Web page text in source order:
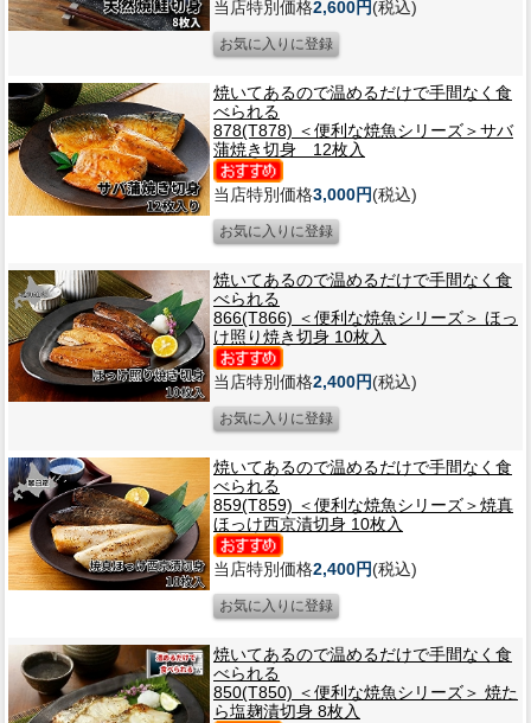
当店特別価格2,600円(税込)
焼いてあるので温めるだけで手間なく食
べられる
878(T878) ＜便利な焼魚シリーズ＞サバ
蒲焼き切身 12枚入
当店特別価格3,000円(税込)
焼いてあるので温めるだけで手間なく食
べられる
866(T866) ＜便利な焼魚シリーズ＞ ほっ
け照り焼き切身 10枚入
当店特別価格2,400円(税込)
焼いてあるので温めるだけで手間なく食
べられる
859(T859) ＜便利な焼魚シリーズ＞焼真
ほっけ西京漬切身 10枚入
当店特別価格2,400円(税込)
焼いてあるので温めるだけで手間なく食
べられる
850(T850) ＜便利な焼魚シリーズ＞ 焼た
ら塩麹漬切身 8枚入